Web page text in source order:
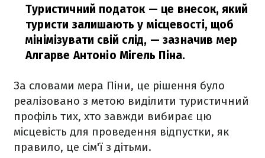
Туристичний податок — це внесок, який
туристи залишають у місцевості, щоб
мінімізувати свій слід, — зазначив мер
Алгарве Антоніо Мігель Піна.
За словами мера Піни, це рішення було
реалізовано з метою виділити туристичний
профіль тих, хто завжди вибирає цю
місцевість для проведення відпустки, як
правило, це сім'ї з дітьми.